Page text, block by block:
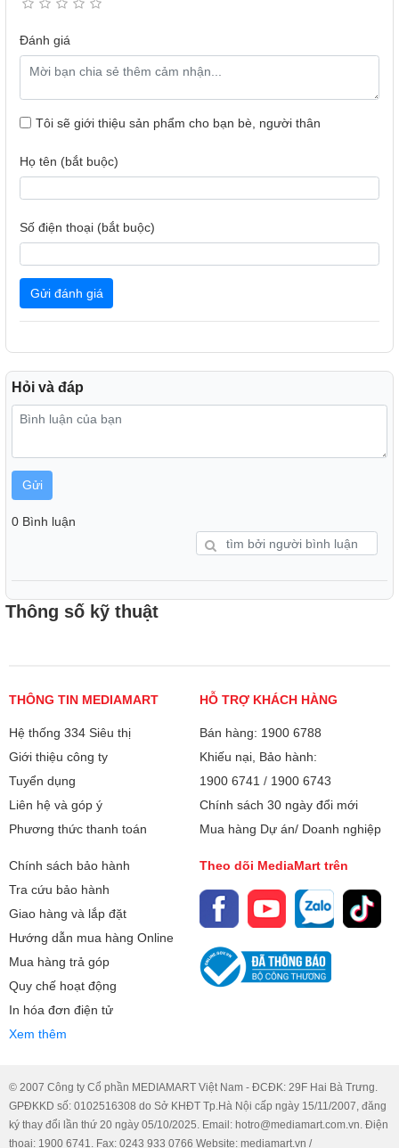
Phím multimedia
Bộ bàn phím chuột không dây Rappo 8000M có thể sử
vào ứng dụng cần thiết hoặc bật tắt, chuyển đổi bài nhạc
thiết kế đối xứng với các đường nét công thái học, giúp
Mắt cảm biến tốt
các thao tác công việc dễ dàng, và có thể sử dụng trên
nhiều bề mặt khác nhau
Đánh giá
Tôi sẽ giới thiệu sản phẩm cho bạn bè, người thân
Họ tên (bắt buộc)
Số điện thoại (bắt buộc)
Gửi đánh giá
Hỏi và đáp
Gửi
0 Bình luận
Thông số kỹ thuật
THÔNG TIN MEDIAMART
Hệ thống 334 Siêu thị
Giới thiệu công ty
Tuyển dụng
Liên hệ và góp ý
Phương thức thanh toán
HỖ TRỢ KHÁCH HÀNG
Bán hàng: 1900 6788
Khiếu nại, Bảo hành:
1900 6741 / 1900 6743
Chính sách 30 ngày đổi mới
Mua hàng Dự án/ Doanh nghiệp
Chính sách bảo hành
Tra cứu bảo hành
Giao hàng và lắp đặt
Hướng dẫn mua hàng Online
Mua hàng trả góp
Quy chế hoạt động
In hóa đơn điện tử
Xem thêm
Theo dõi MediaMart trên
© 2007 Công ty Cổ phần MEDIAMART Việt Nam - ĐCĐK: 29F Hai Bà Trưng.
GPĐKKD số: 0102516308 do Sở KHĐT Tp.Hà Nội cấp ngày 15/11/2007, đăng
ký thay đổi lần thứ 20 ngày 05/10/2025. Email: hotro@mediamart.com.vn. Điện
thoại: 1900 6741. Fax: 0243 933 0766 Website: mediamart.vn /